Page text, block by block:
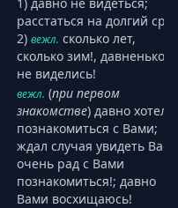
расстаться на долгий срок
2) вежл. сколько лет,
сколько зим!, давненько
не виделись!
вежл. (при первом
знакомстве) давно хотел
познакомиться с Вами;
ждал случая увидеть Вас;
очень рад с Вами
познакомиться!; давно
Вами восхищаюсь!